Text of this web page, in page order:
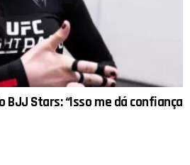
BJJ Stars: “Isso me dá confiança